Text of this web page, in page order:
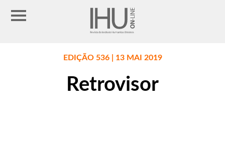
EDIÇÃO 536 | 13 MAI 2019
Retrovisor